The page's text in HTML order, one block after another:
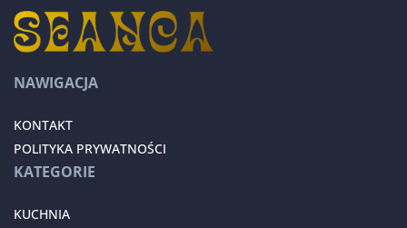
NAWIGACJA
KONTAKT
POLITYKA PRYWATNOŚCI
KATEGORIE
KUCHNIA